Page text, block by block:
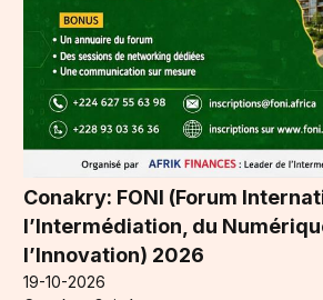
Conakry: FONI (Forum
l’Intermédiation, du
l’Innovation) 2026
19-10-2026